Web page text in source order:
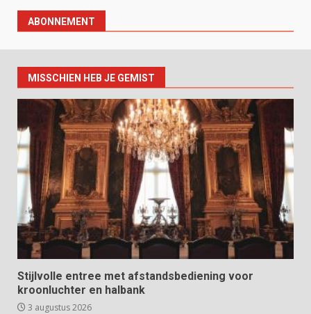
ABONNEMENT
MISSCHIEN HEB JE GEMIST
Stijlvolle entree met afstandsbediening voor
kroonluchter en halbank
3 augustus 2026